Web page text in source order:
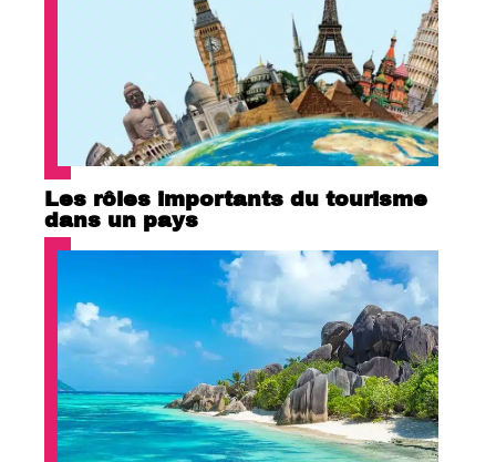
Les rôles importants du tourisme
dans un pays